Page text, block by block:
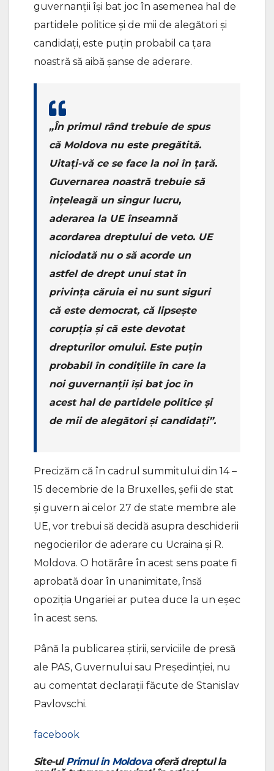
guvernanții își bat joc în asemenea hal de
partidele politice și de mii de alegători și
candidați, este puțin probabil ca țara
noastră să aibă șanse de aderare.
„În primul rând trebuie de spus
că Moldova nu este pregătită.
Uitați-vă ce se face la noi în țară.
Guvernarea noastră trebuie să
înțeleagă un singur lucru,
aderarea la UE înseamnă
acordarea dreptului de veto. UE
niciodată nu o să acorde un
astfel de drept unui stat în
privința căruia ei nu sunt siguri
că este democrat, că lipsește
corupția și că este devotat
drepturilor omului. Este puțin
probabil în condițiile în care la
noi guvernanții își bat joc în
acest hal de partidele politice și
de mii de alegători și candidați”.
Precizăm că în cadrul summitului din 14 –
15 decembrie de la Bruxelles, șefii de stat
și guvern ai celor 27 de state membre ale
UE, vor trebui să decidă asupra deschiderii
negocierilor de aderare cu Ucraina și R.
Moldova. O hotărâre în acest sens poate fi
aprobată doar în unanimitate, însă
opoziția Ungariei ar putea duce la un eșec
în acest sens.
Până la publicarea știrii, serviciile de presă
ale PAS, Guvernului sau Președinției, nu
au comentat declarații făcute de Stanislav
Pavlovschi.
facebook
Site-ulPrimul in Moldovaoferă dreptul la